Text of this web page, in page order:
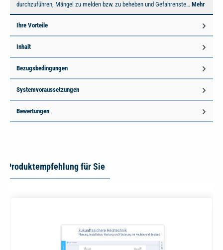
durchzuführen, Mängel zu melden bzw. zu beheben und Gefahrenste… Mehr
Ihre Vorteile
Inhalt
Bezugsbedingungen
Systemvoraussetzungen
Bewertungen
Produktempfehlung für Sie